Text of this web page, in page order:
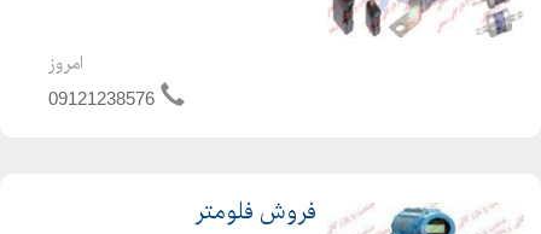
and drivers Diode Bridges Disc Typeامروز
09121238576
فروش فلومتر